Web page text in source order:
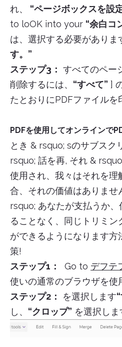
れ、
“ページボックスを設
to loOK into your “余白コ
は、選択する必要がありま
す。”
ステップ3： すべてのペー
削除するには、 “すべて” ]
たとおりにPDFファイルを
PDFを使用してオンラインで
とき & rsquo; sのサブスク
rsquo; 話を再, それ &
使用され、我々はそれを理
合、それの価値はありませ
rsquo; あなたが支払うか
ることなく、同じトリミン
ができるようになります方
策!
ステップ1：
Go to デフテ
使いの通常のブラウザを使
ステップ2：
を選択します
し、 “クロップ” を選択しま